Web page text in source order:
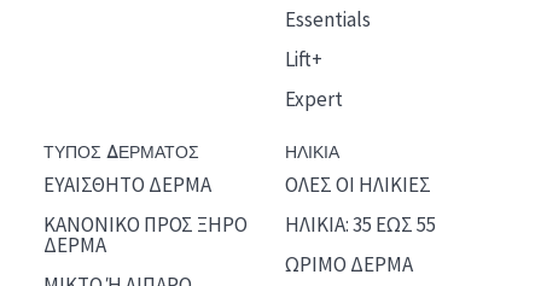
Essentials
Lift+
Expert
ΤΥΠΟΣ ΔΕΡΜΑΤΟΣ
ΕΥΑΙΣΘΗΤΟ ΔΕΡΜΑ
ΚΑΝΟΝΙΚΟ ΠΡΟΣ ΞΗΡΟ
ΔΕΡΜΑ
ΗΛΙΚΙΑ
ΟΛΕΣ ΟΙ ΗΛΙΚΙΕΣ
ΗΛΙΚΙΑ: 35 ΕΩΣ 55
ΩΡΙΜΟ ΔΕΡΜΑ